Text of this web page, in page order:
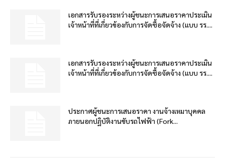
เอกสารรับรองระหว่างผู้ชนะการเสนอราคาประเมิน
เจ้าหน้าที่ที่เกี่ยวข้องกับการจัดซื้อจัดจ้าง (แบบ รร....
เอกสารรับรองระหว่างผู้ชนะการเสนอราคาประเมิน
เจ้าหน้าที่ที่เกี่ยวข้องกับการจัดซื้อจัดจ้าง (แบบ รร....
ประกาศผู้ชนะการเสนอราคา งานจ้างเหมาบุคคล
ภายนอกปฏิบัติงานขับรถไฟฟ้า (Fork...